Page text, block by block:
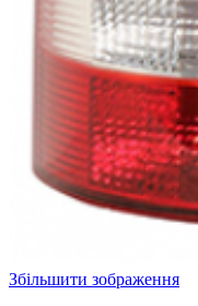
Збільшити зображення